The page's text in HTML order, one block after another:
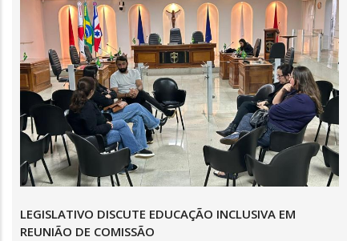
LEGISLATIVO DISCUTE EDUCAÇÃO INCLUSIVA EM
REUNIÃO DE COMISSÃO